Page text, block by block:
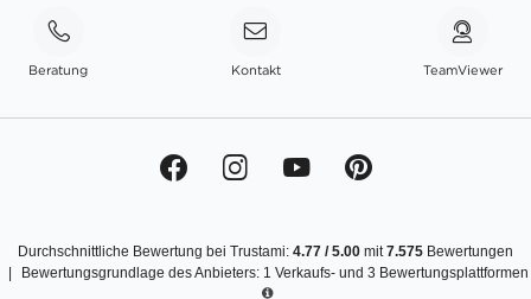
Beratung Kontakt TeamViewer
Durchschnittliche Bewertung bei Trustami: 4.77 /5.00 mit7.575 Bewertungen
Bewertungsgrundlage des Anbieters: 1 Verkaufs- und 3 Bewertungsplattformen